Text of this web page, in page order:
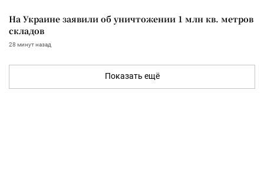
На Украине заявили об уничтожении 1 млн кв. метров
складов
28 минут назад
Показать ещё